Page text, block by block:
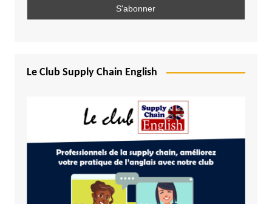
Le Club Supply Chain English